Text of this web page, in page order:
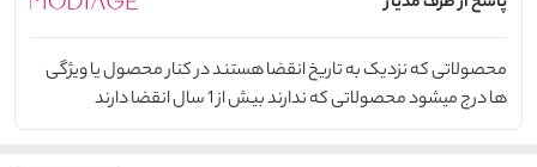
محصولاتی که نزدیک به تاریخ انقضا هستند در کنار محصول یا ویژگی
ها درج میشود محصولاتی که ندارند بیش از 1 سال انقضا دارند